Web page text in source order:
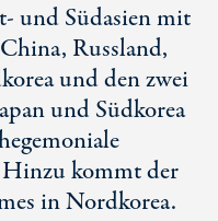
und Südasien mit
Russland,
und den zwei
und Südkorea
kommt der
in Nordkorea.